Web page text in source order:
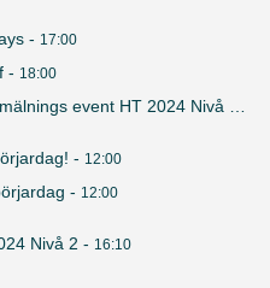
- 17:00
- 18:00
- 12:00
- 12:00
Nivå 2 - 16:10